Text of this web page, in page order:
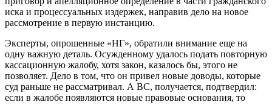
иска и процессуальных издержек, направив дело на новое
рассмотрение в первую инстанцию.
Эксперты, опрошенные «НГ», обратили внимание еще на
одну важную деталь. Осужденному удалось подать повторную
кассационную жалобу, хотя закон, казалось бы, этого не
позволяет. Дело в том, что он привел новые доводы, которые
суд раньше не рассматривал. А ВС, получается, подтвердил:
если в жалобе появляются новые правовые основания, то